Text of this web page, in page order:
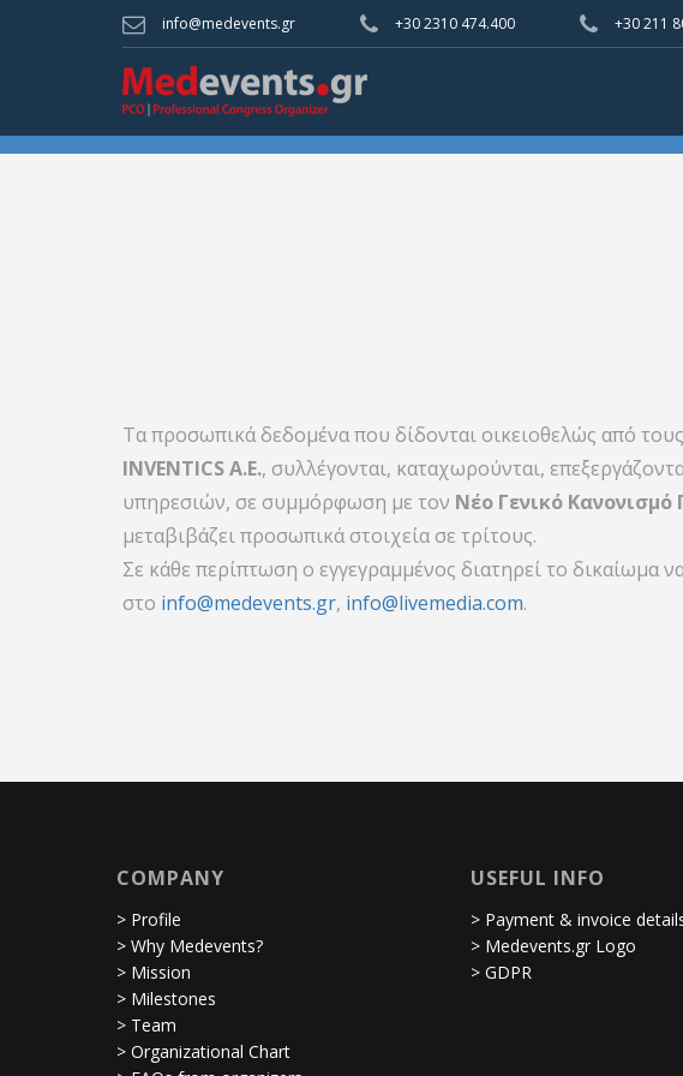
info@medevents.gr +30 2310 474.400 +30 211
Τα προσωπικά δεδομένα που δίδονται οικειοθελώς από
INVENTICS A.E., συλλέγονται, καταχωρούνται,
υπηρεσιών, σε συμμόρφωση με τον Νέο Γενικό
μεταβιβάζει προσωπικά στοιχεία σε τρίτους.
Σε κάθε περίπτωση ο εγγεγραμμένος διατηρεί το
στο info@medevents.gr, info@livemedia.com.
COMPANY
> Profile
> Why Medevents?
> Mission
> Milestones
> Team
> Organizational Chart
USEFUL INFO
> Payment & invoice
> Medevents.gr Logo
> GDPR